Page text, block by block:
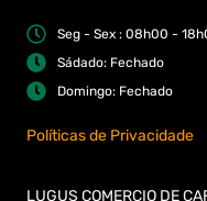
Seg - Sex : 08h00 -
Sádado: Fechado
Domingo: Fechado
Políticas de Privacidade
LUGUS COMERCIO DE